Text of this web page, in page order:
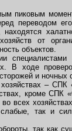
пиковым
переводом
от
объектов.
специалистами
В ходе
и ночных
–
кроме СПК
всех
так и
так как